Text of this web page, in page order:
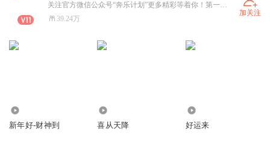
关注官方微信公众号“奔乐计划”更多精彩等着你！第一时间发布最新最潮的华语流行音乐，不容错过！
39.24万
加关注
新年好-财神到 喜从天降 好运来